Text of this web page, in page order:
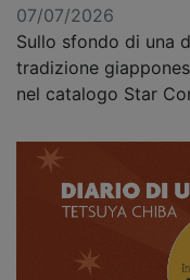
07/07/2026
Sullo sfondo di una
tradizione
nel catalogo Star